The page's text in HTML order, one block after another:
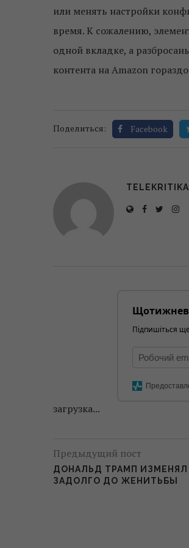
или менять настройки
время. К сожалению,
одной вкладке, а
контента на Amazon
Поделиться: Facebook
TELEKRITIKA
Підпишіться
загрузка...
Предыдущий пост
ДОНАЛЬД ТРАМП ИЗМЕНЯЛ
ЗАДОЛГО ДО ЖЕНИТЬБЫ